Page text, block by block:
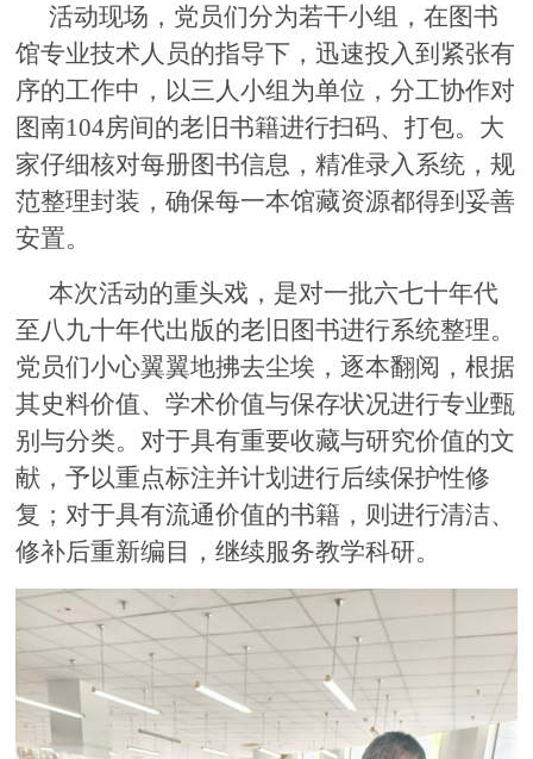
活动现场，党员们分为若干小组，在图书
馆专业技术人员的指导下，迅速投入到紧张有
序的工作中，以三人小组为单位，分工协作对
图南104房间的老旧书籍进行扫码、打包。大
家仔细核对每册图书信息，精准录入系统，规
范整理封装，确保每一本馆藏资源都得到妥善
安置。
本次活动的重头戏，是对一批六七十年代
至八九十年代出版的老旧图书进行系统整理。
党员们小心翼翼地拂去尘埃，逐本翻阅，根据
其史料价值、学术价值与保存状况进行专业甄
别与分类。对于具有重要收藏与研究价值的文
献，予以重点标注并计划进行后续保护性修
复；对于具有流通价值的书籍，则进行清洁、
修补后重新编目，继续服务教学科研。